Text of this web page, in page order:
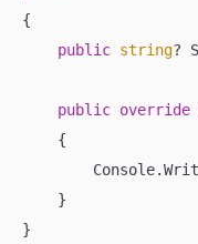
{
public string?
public override
    {
    }
}